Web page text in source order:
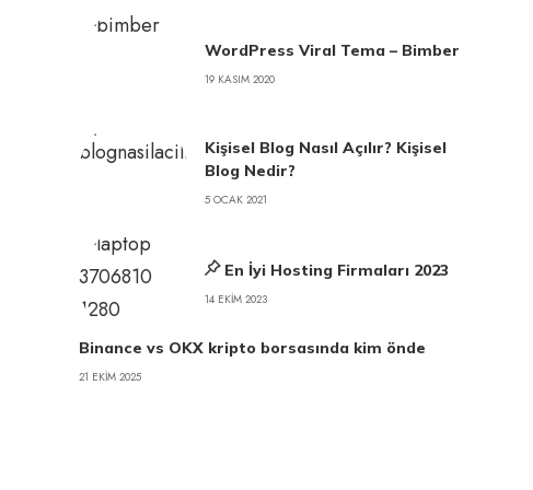
WordPress Viral Tema – Bimber
19 KASIM 2020
Kişisel Blog Nasıl Açılır? Kişisel
Blog Nedir?
5 OCAK 2021
En İyi Hosting Firmaları 2023
14 EKIM 2023
Binance vs OKX kripto borsasında kim önde
21 EKIM 2025